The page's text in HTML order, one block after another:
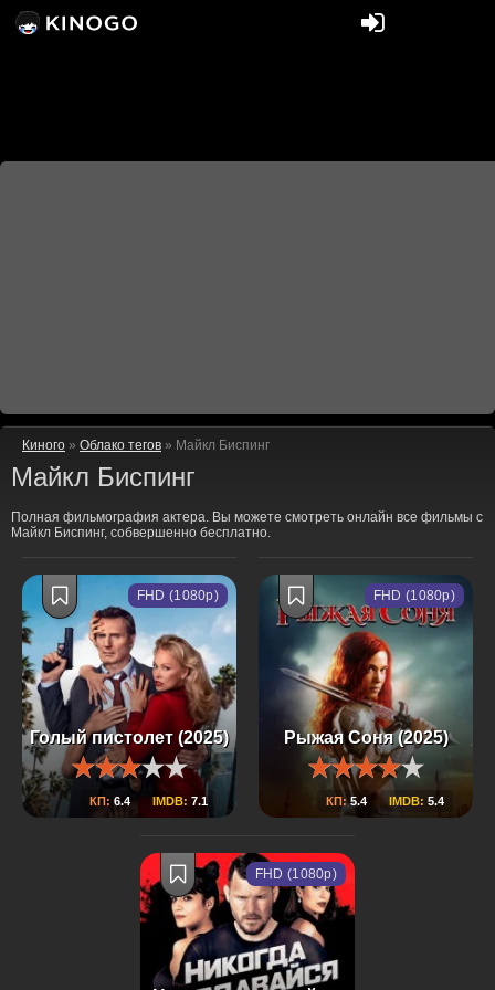
Киного » Облако тегов » Майкл Биспинг
Майкл Биспинг
Полная фильмография актера. Вы можете смотреть онлайн все фильмы с
Майкл Биспинг, собвершенно бесплатно.
Голый пистолет (2025)
КП: 6.4 IMDB: 7.1
FHD (1080p)
Рыжая Соня (2025)
КП:5.4 IMDB: 5.4
FHD (1080p)
FHD (1080p)